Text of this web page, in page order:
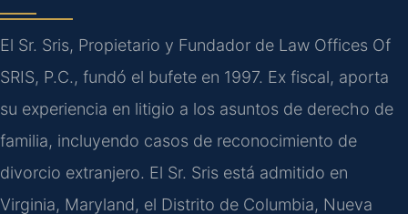
El Sr. Sris, Propietario y Fundador de Law Offices Of
SRIS, P.C., fundó el bufete en 1997. Ex fiscal, aporta
su experiencia en litigio a los asuntos de derecho de
familia, incluyendo casos de reconocimiento de
divorcio extranjero. El Sr. Sris está admitido en
Virginia, Maryland, el Distrito de Columbia, Nueva